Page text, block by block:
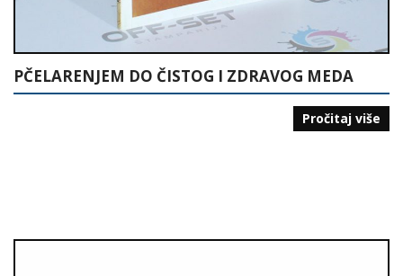
PČELARENJEM DO ČISTOG I ZDRAVOG MEDA
Pročitaj više